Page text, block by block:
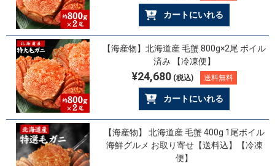
カートにいれる
【海産物】北海道産 毛蟹 800g×2尾 ボイル
済み 【冷凍便】
¥24,680(税込) 送料無料
カートにいれる
【海産物】 北海道産 毛蟹 400g 1尾ボイル
海鮮グルメ お取り寄せ【送料込】【冷凍
便】